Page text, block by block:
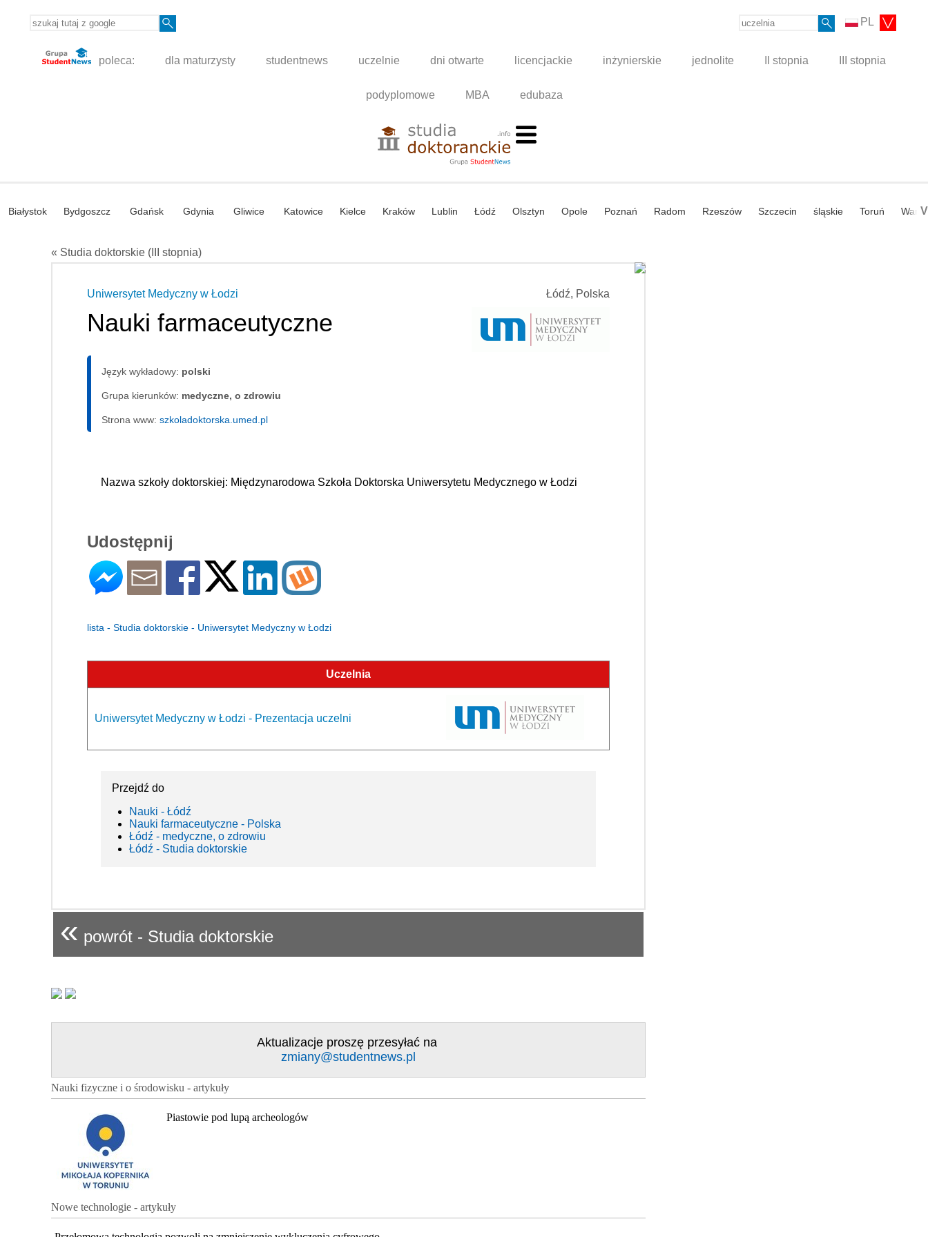
PL
poleca: dla maturzysty studentnews uczelnie dni otwarte licencjackie inżynierskie jednolite II stopnia III stopnia
podyplomowe MBA edubaza
Białystok Bydgoszcz Gdańsk Gdynia Gliwice Katowice Kielce Kraków Lublin Łódź Olsztyn Opole Poznań Radom Rzeszów Szczecin śląskie Toruń V
« Studia doktorskie (III stopnia)
Łódź, Polska
Uniwersytet Medyczny w Łodzi
Nauki farmaceutyczne
Język wykładowy: polski
Grupa kierunków: medyczne, o zdrowiu
Strona www: szkoladoktorska.umed.pl
Nazwa szkoły doktorskiej: Międzynarodowa Szkoła Doktorska Uniwersytetu Medycznego w Łodzi
Udostępnij
lista - Studia doktorskie - Uniwersytet Medyczny w Łodzi
Uczelnia
Uniwersytet Medyczny w Łodzi - Prezentacja uczelni
Przejdź do
Nauki - Łódź
Nauki farmaceutyczne - Polska
Łódź - medyczne, o zdrowiu
Łódź - Studia doktorskie
« powrót - Studia doktorskie
Aktualizacje proszę przesyłać na
zmiany@studentnews.pl
Nauki fizyczne i o środowisku - artykuły
Piastowie pod lupą archeologów
Nowe technologie - artykuły